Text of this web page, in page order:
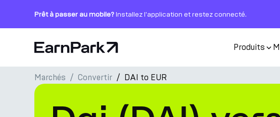
Prêt à passer au mobile?Installez l'application et restez connecté.
Page d'accueil Produits
Produits
Marchés
Marchés Convertir DAI to EUR